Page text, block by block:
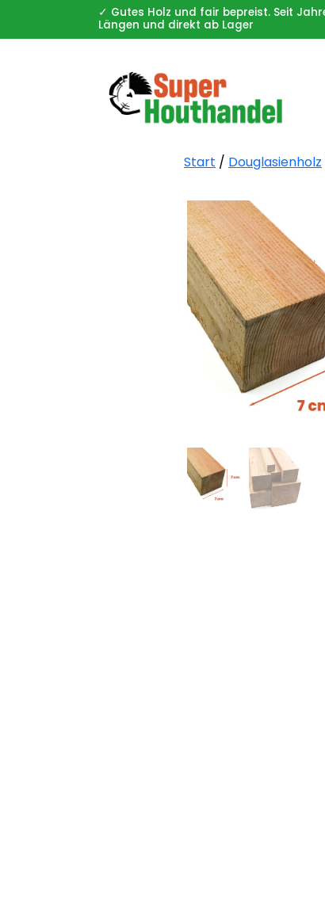
✓ Gutes Holz und fair bepreist. Seit
Längen und direkt ab Lager
Start / Douglasienholz